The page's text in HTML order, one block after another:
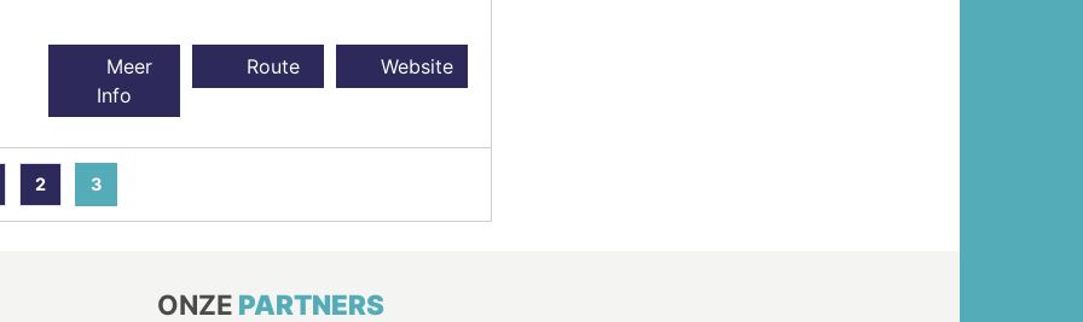
Meer
Info
Route Website
2 3
ONZE PARTNERS